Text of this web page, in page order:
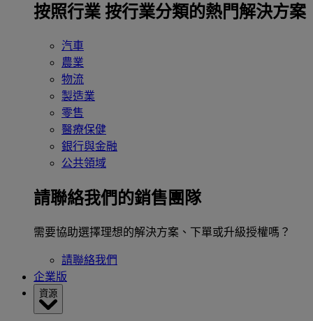
按照行業 按行業分類的熱門解決方案
汽車
農業
物流
製造業
零售
醫療保健
銀行與金融
公共領域
請聯絡我們的銷售團隊
需要協助選擇理想的解決方案、下單或升級授權嗎？
請聯絡我們
企業版
資源